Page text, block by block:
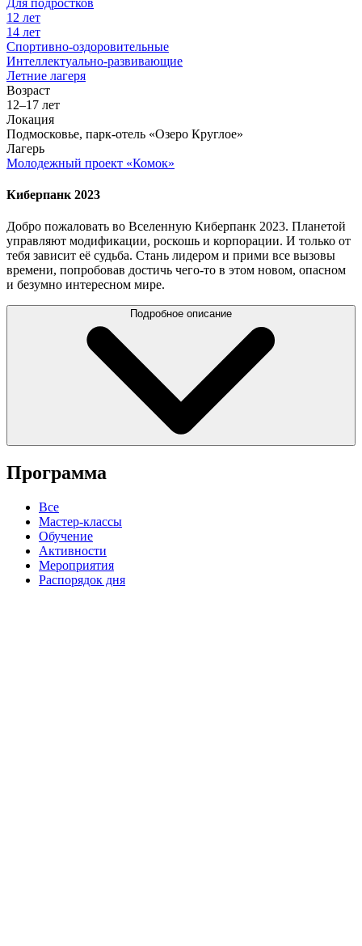
12 лет
14 лет
Спортивно-оздоровительные
Интеллектуально-развивающие
Летние лагеря
Возраст
12–17 лет
Локация
Подмосковье, парк-отель «Озеро Круглое»
Лагерь
Молодежный проект «Комок»
Киберпанк 2023
Добро пожаловать во Вселенную Киберпанк 2023. Планетой
управляют модификации, роскошь и корпорации. И только от
тебя зависит её судьба. Стань лидером и прими все вызовы
времени, попробовав достичь чего-то в этом новом, опасном
и безумно интересном мире.
Подробное описание
Программа
Все
Мастер-классы
Обучение
Активности
Мероприятия
Распорядок дня